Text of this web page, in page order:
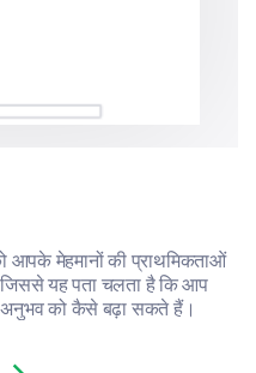
आपके मेहमानों की प्राथमिकताओं
यह पता चलता है कि आप
को कैसे बढ़ा सकते हैं।